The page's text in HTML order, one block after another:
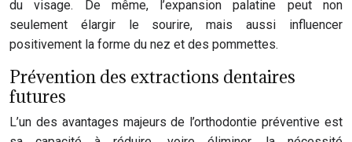
du visage. De même, l’expansion palatine peut non
seulement élargir le sourire, mais aussi influencer
positivement la forme du nez et des pommettes.
Prévention des extractions dentaires
futures
L’un des avantages majeurs de l’orthodontie préventive est